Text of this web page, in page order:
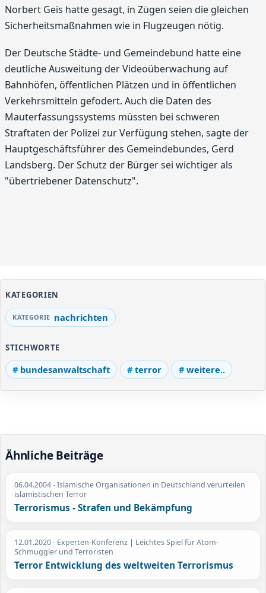
Norbert Geis hatte gesagt, in Zügen seien die gleichen
Sicherheitsmaßnahmen wie in Flugzeugen nötig.
Der Deutsche Städte- und Gemeindebund hatte eine
deutliche Ausweitung der Videoüberwachung auf
Bahnhöfen, öffentlichen Plätzen und in öffentlichen
Verkehrsmitteln gefodert. Auch die Daten des
Mauterfassungssystems müssten bei schweren
Straftaten der Polizei zur Verfügung stehen, sagte der
Hauptgeschäftsführer des Gemeindebundes, Gerd
Landsberg. Der Schutz der Bürger sei wichtiger als
"übertriebener Datenschutz".
KATEGORIEN
nachrichten
STICHWORTE
bundesanwaltschaft terror weitere..
Ähnliche Beiträge
06.04.2004- Islamische Organisationen in Deutschland verurteilen
islamistischen Terror
Terrorismus - Strafen und Bekämpfung
12.01.2020- Experten-Konferenz | Leichtes Spiel für Atom-
Schmuggler und Terroristen
Terror Entwicklung des weltweiten Terrorismus